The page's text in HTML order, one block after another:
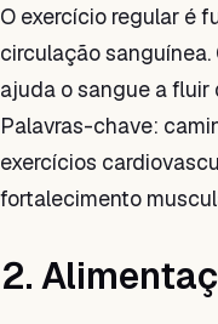
O exercício regular é
circulação
ajuda o sangue a fluir
Palavras-chave:
exercícios
fortalecimento
2.